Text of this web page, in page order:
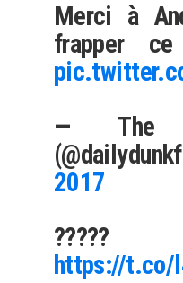
Merci à
frapper
— The
2017
?????
https://t.co/